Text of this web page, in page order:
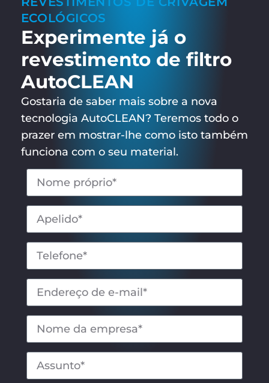
ECOLÓGICOS
Experimente já o
revestimento de filtro
AutoCLEAN
Gostaria de saber mais sobre a nova
tecnologia AutoCLEAN? Teremos todo o
prazer em mostrar-lhe como isto também
funciona com o seu material.